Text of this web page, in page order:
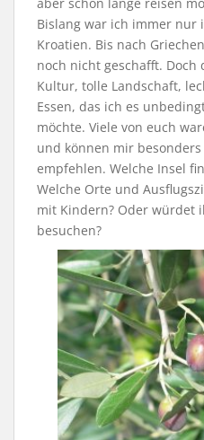
Bislang war ich immer nur
Kroatien. Bis nach
noch nicht geschafft. Doch
Kultur, tolle Landschaft,
Essen, das ich es
möchte. Viele von euch
und können mir
empfehlen. Welche Insel
Welche Orte und
mit Kindern? Oder würdet
besuchen?